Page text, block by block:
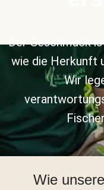
Der Geschmack
wie die Herkunft
Wir
Wie